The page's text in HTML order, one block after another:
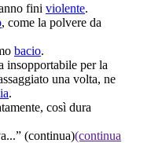
fini violente.
, come la polvere da
bacio.
insopportabile per la
una volta, ne
.
così dura
(continua)(continua